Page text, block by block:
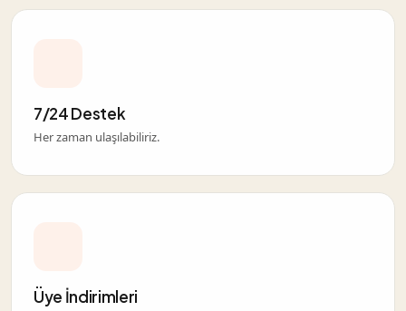
7/24 Destek
Her zaman ulaşılabiliriz.
Üye İndirimleri